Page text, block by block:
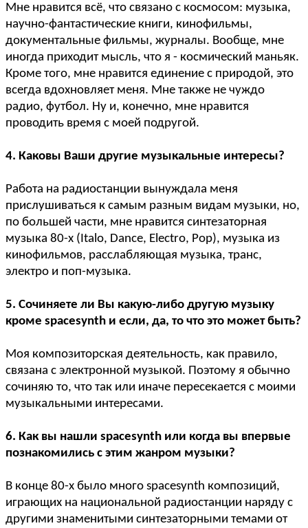
Мне нравится всё, что связано с космосом: музыка,
научно-фантастические книги, кинофильмы,
документальные фильмы, журналы. Вообще, мне
иногда приходит мысль, что я - космический маньяк.
Кроме того, мне нравится единение с природой, это
всегда вдохновляет меня. Мне также не чуждо
радио, футбол. Ну и, конечно, мне нравится
проводить время с моей подругой.
4. Каковы Ваши другие музыкальные интересы?
Работа на радиостанции вынуждала меня
прислушиваться к самым разным видам музыки, но,
по большей части, мне нравится синтезаторная
музыка 80-х (Italo, Dance, Electro, Pop), музыка из
кинофильмов, расслабляющая музыка, транс,
электро и поп-музыка.
5. Сочиняете ли Вы какую-либо другую музыку
кроме spacesynth и если, да, то что это может быть?
Моя композиторская деятельность, как правило,
связана с электронной музыкой. Поэтому я обычно
сочиняю то, что так или иначе пересекается с моими
музыкальными интересами.
6. Как вы нашли spacesynth или когда вы впервые
познакомились с этим жанром музыки?
В конце 80-х было много spacesynth композиций,
играющих на национальной радиостанции наряду с
другими знаменитыми синтезаторными темами от